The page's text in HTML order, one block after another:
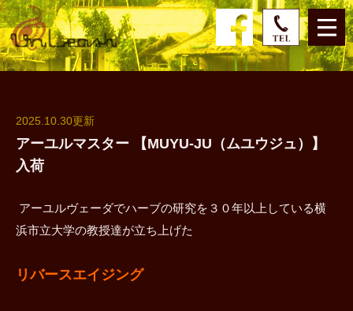
2025.10.30更新
アーユルマスター 【MUYU-JU（ムユウジュ）】
入荷
アーユルヴェーダでハーブの研究を３０年以上している横
浜市立大学の教授達が立ち上げた
リバースエイジング